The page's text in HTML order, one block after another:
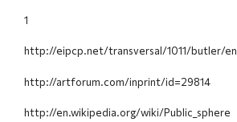
1
http://eipcp.net/transversal/1011/butler/en
http://artforum.com/inprint/id=29814
http://en.wikipedia.org/wiki/Public_sphere